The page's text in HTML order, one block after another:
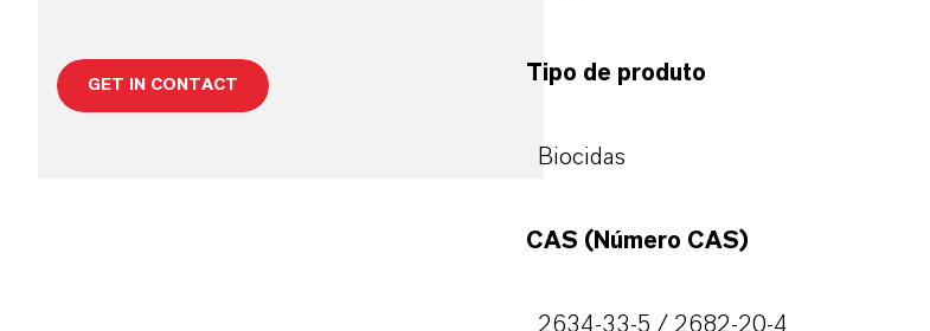
GET IN CONTACT Tipo de produto
Biocidas
CAS (Número CAS)
2634-33-5 / 2682-20-4